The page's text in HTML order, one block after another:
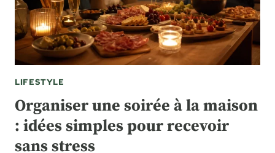
PERDRE
LE
CONTRÔLE
DE
SON
LIFESTYLE
Organiser une soirée à la maison
: idées simples pour recevoir
sans stress